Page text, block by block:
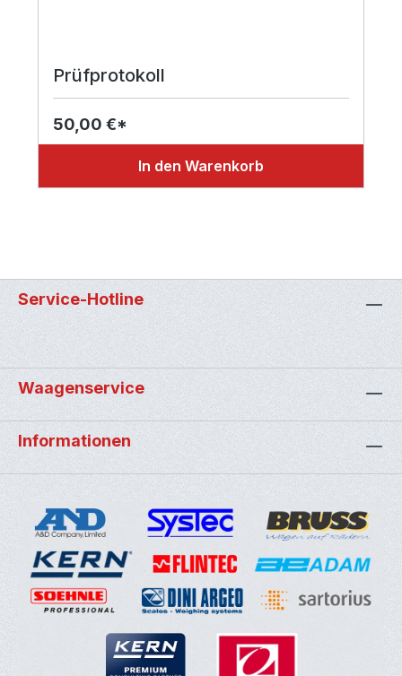
Prüfprotokoll
50,00 €*
In den Warenkorb
Service-Hotline
Waagenservice
Informationen